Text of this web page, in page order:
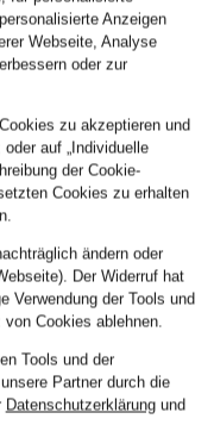
Anzeigen
Webseite, Analyse
oder zur
zu akzeptieren und
auf „Individuelle
der Cookie-
Cookies zu erhalten
ändern oder
Der Widerruf hat
Verwendung der Tools und
Cookies ablehnen.
Tools und der
Partner durch die
Datenschutzerklärungund